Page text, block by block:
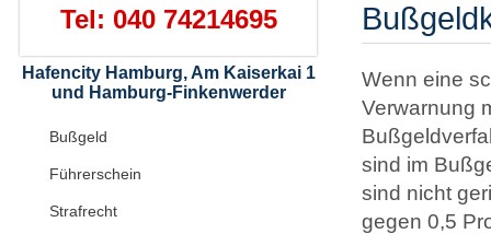
Tel: 040 74214695
Hafencity Hamburg, Am Kaiserkai 1
und Hamburg-Finkenwerder
Bußgeld
Führerschein
Strafrecht
Wenn eine
Verwarnung
sind im
sind nicht
gegen 0,5